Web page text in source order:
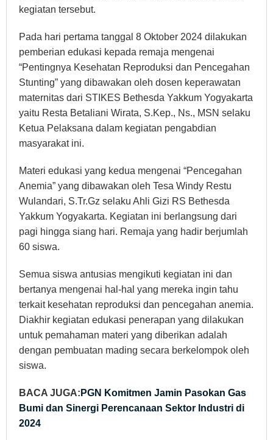
kegiatan tersebut.
Pada hari pertama tanggal 8 Oktober 2024 dilakukan
pemberian edukasi kepada remaja mengenai
“Pentingnya Kesehatan Reproduksi dan Pencegahan
Stunting” yang dibawakan oleh dosen keperawatan
maternitas dari STIKES Bethesda Yakkum Yogyakarta
yaitu Resta Betaliani Wirata, S.Kep., Ns., MSN selaku
Ketua Pelaksana dalam kegiatan pengabdian
masyarakat ini.
Materi edukasi yang kedua mengenai “Pencegahan
Anemia” yang dibawakan oleh Tesa Windy Restu
Wulandari, S.Tr.Gz selaku Ahli Gizi RS Bethesda
Yakkum Yogyakarta. Kegiatan ini berlangsung dari
pagi hingga siang hari. Remaja yang hadir berjumlah
60 siswa.
Semua siswa antusias mengikuti kegiatan ini dan
bertanya mengenai hal-hal yang mereka ingin tahu
terkait kesehatan reproduksi dan pencegahan anemia.
Diakhir kegiatan edukasi penerapan yang dilakukan
untuk pemahaman materi yang diberikan adalah
dengan pembuatan mading secara berkelompok oleh
siswa.
BACA JUGA: PGN Komitmen Jamin Pasokan Gas
Bumi dan Sinergi Perencanaan Sektor Industri di
2024